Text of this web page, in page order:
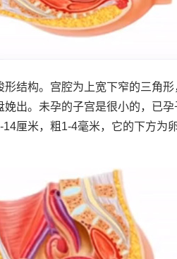
结构。宫腔为上宽下窄的三角
出。未孕的子宫是很小的，已
厘米，粗1-4毫米，它的下方